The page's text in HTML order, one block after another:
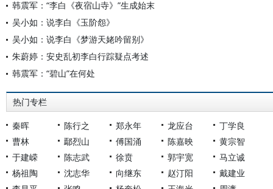
韩震军：“李白《夜宿山寺》”生成始末
吴小如：说李白《玉阶怨》
吴小如：说李白《梦游天姥吟留别》
朱蔚婷：安史乱初李白行踪疑点考述
韩震军：“碧山”在何处
热门专栏
秦晖 陈行之 郑永年 龙应台
丁学良
曹林
鄢烈山 傅国涌 陈嘉映
黄宗智
于建嵘
陈志武 徐贲 郭宇宽
马立诚
杨祖陶
沈志华 向继东 赵汀阳
戴建业